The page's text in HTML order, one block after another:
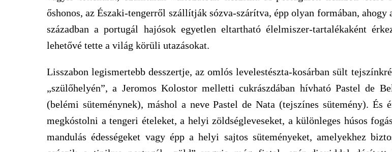
őshonos, az Északi-tengerről szállítják sózva-szárítva, épp olyan formában, ahogy
században a portugál hajósok egyetlen eltartható élelmiszer-tartalékaként
lehetővé tette a világ körüli utazásokat.
Lisszabon legismertebb desszertje, az omlós levelestészta-kosárban sült
„szülőhelyén”, a Jeromos Kolostor melletti cukrászdában hívható Pastel de
(belémi süteménynek), máshol a neve Pastel de Nata (tejszínes sütemény). És
megkóstolni a tengeri ételeket, a helyi zöldségleveseket, a különleges húsos
mandulás édességeket vagy épp a helyi sajtos süteményeket, amelyekhez